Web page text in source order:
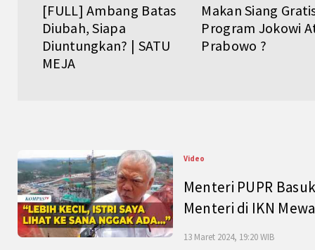
[FULL] Ambang Batas
Diubah, Siapa
Diuntungkan? | SATU
MEJA
Makan Siang
Program Jokowi
Prabowo ?
Video
Menteri PUPR
Menteri di IKN
13 Maret 2024, 19:20 WIB